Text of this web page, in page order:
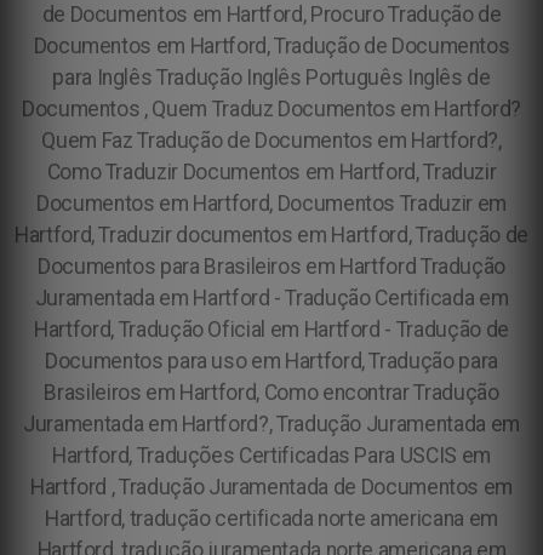
de Documentos em Hartford, Procuro Tradução de
Documentos em Hartford, Tradução de Documentos
para Inglês Tradução Inglês Português Inglês de
Documentos , Quem Traduz Documentos em Hartford?
Quem Faz Tradução de Documentos em Hartford?,
Como Traduzir Documentos em Hartford, Traduzir
Documentos em Hartford, Documentos Traduzir em
Hartford, Traduzir documentos em Hartford, Tradução de
Documentos para Brasileiros em Hartford Tradução
Juramentada em Hartford - Tradução Certificada em
Hartford, Tradução Oficial em Hartford - Tradução de
Documentos para uso em Hartford, Tradução para
Brasileiros em Hartford, Como encontrar Tradução
Juramentada em Hartford?, Tradução Juramentada em
Hartford, Traduções Certificadas Para USCIS em
Hartford , Tradução Juramentada de Documentos em
Hartford, tradução certificada norte americana em
Hartford, tradução juramentada norte americana em